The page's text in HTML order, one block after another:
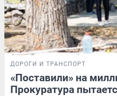
ДОРОГИ И ТРАНСПОРТ
«Поставили» на
Прокуратура